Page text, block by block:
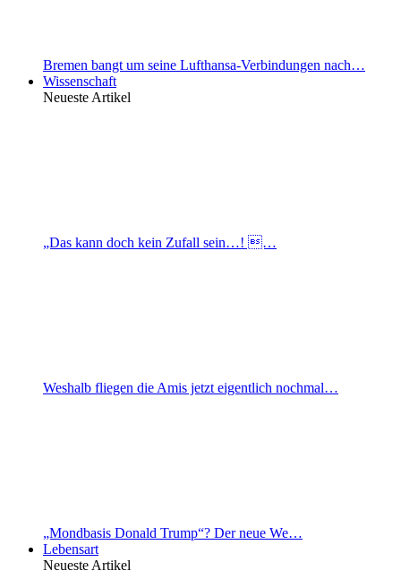
Bremen bangt um seine Lufthansa-Verbindungen nach…
Wissenschaft
Neueste Artikel
„Das kann doch kein Zufall sein…! …
Weshalb fliegen die Amis jetzt eigentlich nochmal…
„Mondbasis Donald Trump“? Der neue We…
Lebensart
Neueste Artikel